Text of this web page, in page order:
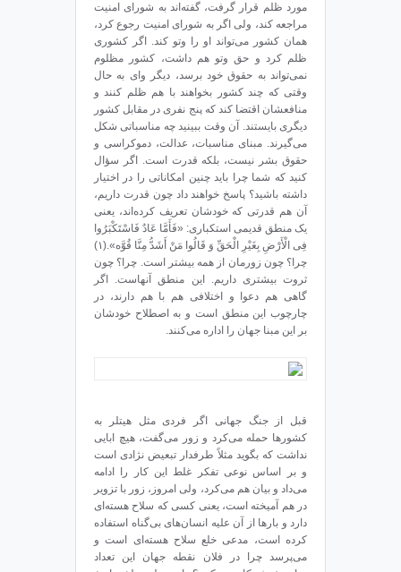
مورد ظلم قرار گرفت، گفته‌اند به شورای امنیت
مراجعه کند، ولی اگر به شورای امنیت رجوع کرد،
همان کشور می‌تواند او را وتو کند. اگر کشوری
ظلم کرد و حق وتو هم داشت، کشور مظلوم
نمی‌تواند به حقوق خود برسد، دیگر وای به حال
وقتی که چند کشور بخواهند با هم ظلم کنند و
منافعشان اقتضا کند که پنج نفری در مقابل کشور
دیگری بایستند. آن وقت ببینید چه مناسباتی شکل
می‌گیرند. مبنای مناسبات، عدالت، دموکراسی و
حقوق بشر نیست، بلکه قدرت است. اگر سؤال
کنید که شما چرا باید چنین امکاناتی را در اختیار
داشته باشید؟ پاسخ خواهند داد چون قدرت داریم،
آن هم قدرتی که خودشان تعریف کرده‌اند، یعنی
یک منطق قدیمی استکباری: «فَأَمَّا عَادٌ فَاسْتَکْبَرُوا
فِی الْأَرْضِ بِغَیْرِ الْحَقِّ وَ قَالُوا مَنْ أَشَدُّ مِنَّا قُوَّه».(۱)
چرا؟ چون زورمان از همه بیشتر است. چرا؟ چون
ثروت بیشتری داریم. این منطق آنهاست. اگر
گاهی هم دعوا و اختلافی هم با هم دارند، در
چارچوب این منطق است و به اصطلاح خودشان
بر این مبنا جهان را اداره می‌کنند.
قبل از جنگ جهانی اگر فردی مثل هیتلر به
کشورها حمله می‌کرد و زور می‌گفت، هیچ ابایی
نداشت که بگوید مثلاً طرفدار تبعیض نژادی است
و بر اساس نوعی تفکر غلط این کار را ادامه
می‌داد و بیان هم می‌کرد، ولی امروز، زور با تزویر
در هم آمیخته است، یعنی کسی که سلاح هسته‌ای
دارد و بارها از آن علیه انسان‌های بی‌گناه استفاده
کرده است، مدعی خلع سلاح هسته‌ای است و
می‌پرسد چرا در فلان نقطه جهان این تعداد